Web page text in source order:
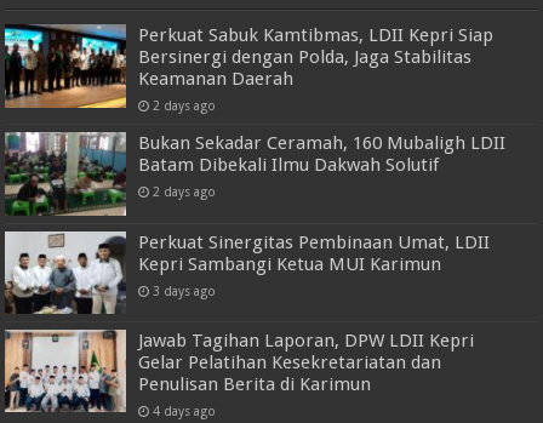
Perkuat Sabuk Kamtibmas, LDII Kepri Siap
Bersinergi dengan Polda, Jaga Stabilitas
Keamanan Daerah
2 days ago
Bukan Sekadar Ceramah, 160 Mubaligh LDII
Batam Dibekali Ilmu Dakwah Solutif
2 days ago
Perkuat Sinergitas Pembinaan Umat, LDII
Kepri Sambangi Ketua MUI Karimun
3 days ago
Jawab Tagihan Laporan, DPW LDII Kepri
Gelar Pelatihan Kesekretariatan dan
Penulisan Berita di Karimun
4 days ago